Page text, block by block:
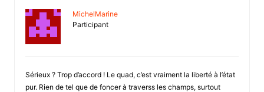
MichelMarine
Participant
Sérieux ? Trop d’accord ! Le quad, c’est vraiment la liberté à l’état
pur. Rien de tel que de foncer à traverss les champs, surtout